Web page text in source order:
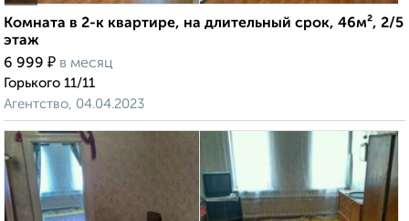
Комната в 2-к квартире, на длительный срок, 46м², 2/5
этаж
6 999 ₽ в месяц
Горького 11/11
Агентство, 04.04.2023